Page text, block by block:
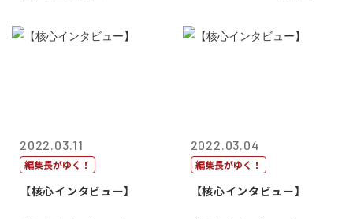
2022.03.11
編集長がゆく！
【核心インタビュー】
2022.03.04
編集長がゆく！
【核心インタビュー】